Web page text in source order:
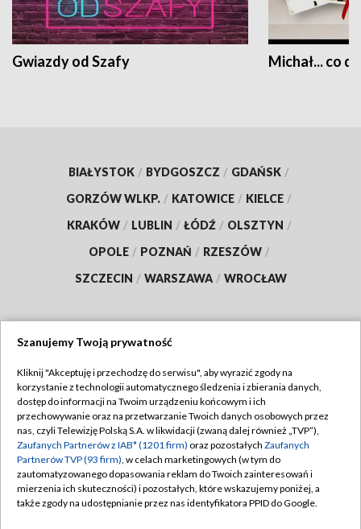
Gwiazdy od Szafy Michał... co
BIAŁYSTOK / BYDGOSZCZ / GDAŃSK /
GORZÓW WLKP. / KATOWICE / KIELCE /
KRAKÓW / LUBLIN / ŁÓDŹ / OLSZTYN /
OPOLE / POZNAŃ / RZESZÓW /
SZCZECIN / WARSZAWA / WROCŁAW
TVP
Abonament TVP
Emisja w TVP
Centrum informacji TVP
Naziemna Telewizja Cyfrowa
Regulamin TVP
Polityka prywatności
Moje zgody
Pomoc
Szanujemy Twoją prywatność
Kliknij "Akceptuję i przechodzę do serwisu", aby wyrazić zgody na
korzystanie z technologii automatycznego śledzenia i zbierania danych,
dostęp do informacji na Twoim urządzeniu końcowym i ich
przechowywanie oraz na przetwarzanie Twoich danych osobowych przez
nas, czyli Telewizję Polską S.A. w likwidacji (zwaną dalej również „TVP”),
Zaufanych Partnerów z IAB* (1201 firm) oraz pozostałych Zaufanych
Partnerów TVP (93 firm), w celach marketingowych (w tym do
zautomatyzowanego dopasowania reklam do Twoich zainteresowań i
mierzenia ich skuteczności) i pozostałych, które wskazujemy poniżej, a
także zgody na udostępnianie przez nas identyfikatora PPID do Google.